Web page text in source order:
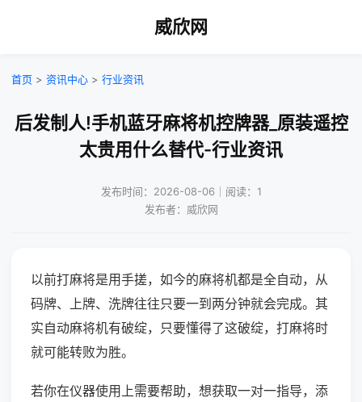
威欣网
首页 > 资讯中心 > 行业资讯
后发制人!手机蓝牙麻将机控牌器_原装遥控
太贵用什么替代-行业资讯
发布时间：2026-08-06｜阅读：1
发布者：威欣网
以前打麻将是用手搓，如今的麻将机都是全自动，从
码牌、上牌、洗牌往往只要一到两分钟就会完成。其
实自动麻将机有破绽，只要懂得了这破绽，打麻将时
就可能转败为胜。
若你在仪器使用上需要帮助，想获取一对一指导，添